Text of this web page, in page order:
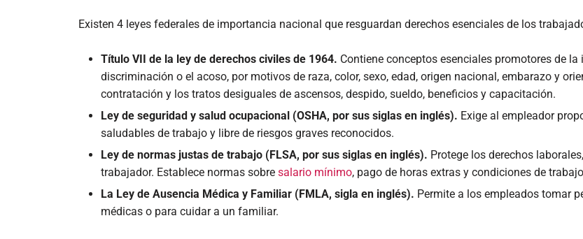
Existen 4 leyes federales de importancia nacional que resguardan derechos esenciales de los
Título VII de la ley de derechos civiles de 1964. Contiene conceptos esenciales promotores de
discriminación o el acoso, por motivos de raza, color, sexo, edad, origen nacional, embarazo y
contratación y los tratos desiguales de ascensos, despido, sueldo, beneficios y capacitación.
Ley de seguridad y salud ocupacional (OSHA, por sus siglas en inglés). Exige al empleador
saludables de trabajo y libre de riesgos graves reconocidos.
Ley de normas justas de trabajo (FLSA, por sus siglas en inglés). Protege los derechos
trabajador. Establece normas sobre salario mínimo, pago de horas extras y condiciones de
La Ley de Ausencia Médica y Familiar (FMLA, sigla en inglés). Permite a los empleados tomar
médicas o para cuidar a un familiar.